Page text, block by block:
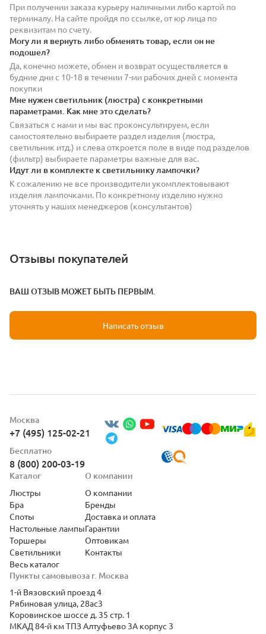
При получении заказа курьеру наличными либо картой по
терминалу. На сайте пройдя по ссылке, от юр лица по
реквизитам по счету.
Могу ли я вернуть либо обменять товар, если он не
подошел?
Да, конечно можете, обмен и возврат осуществляется в
будние дни с 10-18 в течении 7-ми рабочих дней с момента
покупки
Мне нужен светильник (люстра) с конкретными
параметрами. Как мне это сделать?
Связаться с нами и мы вас проконсультируем, если
самостоятельно выбираете раздел изделия (люстра,
светильник итд.) и слева откроется поле в виде под разделов
(фильтр) выбираете параметры важные для вас.
Идут ли в комплекте к светильнику лампочки?
К сожалению не все производители укомплектовывают
изделия лампочками. По конкретному изделию нужно
уточнять у наших менеджеров (консультантов)
Отзывы покупателей
ВАШ ОТЗЫВ МОЖЕТ БЫТЬ ПЕРВЫМ.
Написать отзыв
Москва
+7 (495) 125-02-21
Бесплатно
8 (800) 200-03-19
Пункты самовывоза г. Москва
1-й Вязовский проезд 4
Рябиновая улица, 28ас3
Коровинское шоссе д. 35 стр. 1
МКАД 84-й км ТПЗ Алтуфьево 3А корпус 3
Каталог
Люстры
Бра
Споты
Настольные лампы
Торшеры
Светильники
Весь каталог
О компании
О компании
Бренды
Доставка и оплата
Гарантии
Оптовикам
Контакты